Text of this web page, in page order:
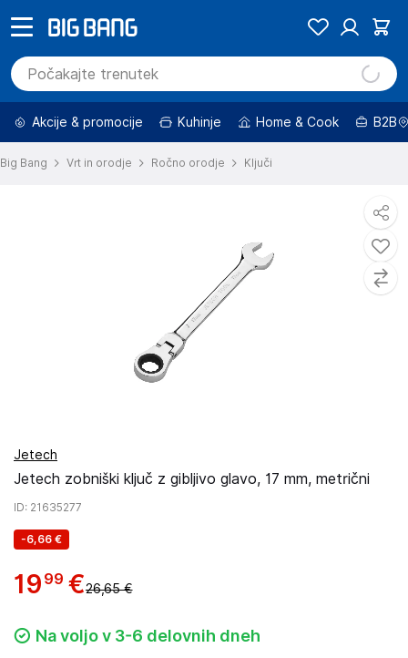
Akcije & promocije Kuhinje Home & Cook B2B
Big Bang Vrt in orodje Ročno orodje Ključi
Jetech
Jetech zobniški ključ z gibljivo glavo, 17 mm, metrični
ID: 21635277
-6,66 €
19 99 €26,65 €
Na voljo v 3-6 delovnih dneh